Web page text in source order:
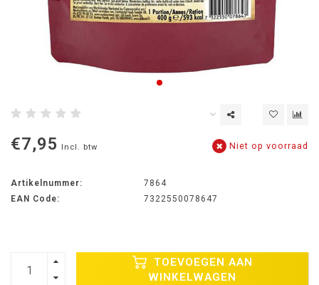
€7,95 Incl. btw Niet op voorraad
Artikelnummer:
7864
EAN Code:
7322550078647
TOEVOEGEN AAN
WINKELWAGEN